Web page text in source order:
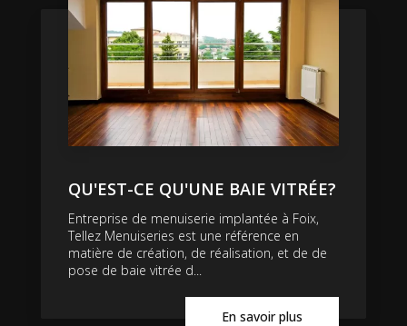
QU'EST-CE QU'UNE BAIE VITRÉE?
Entreprise de menuiserie implantée à Foix,
Tellez Menuiseries est une référence en
matière de création, de réalisation, et de de
pose de baie vitrée d...
En savoir plus